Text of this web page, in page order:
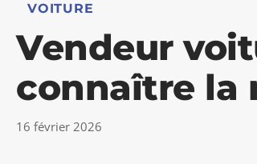
VOITURE
Vendeur
connaître la
16 février 2026